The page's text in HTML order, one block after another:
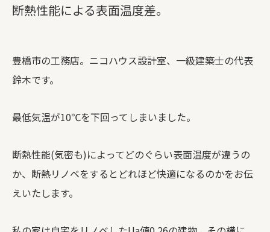
断熱性能による表面温度差。
豊橋市の工務店。ニコハウス設計室、一級建築士の代表
鈴木です。
最低気温が10℃を下回ってしまいました。
断熱性能(気密も)によってどのぐらい表面温度が違うの
か、断熱リノベをするとどれほど快適になるのかをお伝
えいたします。